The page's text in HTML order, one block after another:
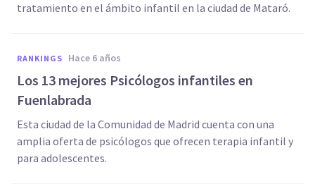
tratamiento en el ámbito infantil en la ciudad de Mataró.
RANKINGS hace 6 años
Los 13 mejores Psicólogos infantiles en
Fuenlabrada
Esta ciudad de la Comunidad de Madrid cuenta con una
amplia oferta de psicólogos que ofrecen terapia infantil y
para adolescentes.